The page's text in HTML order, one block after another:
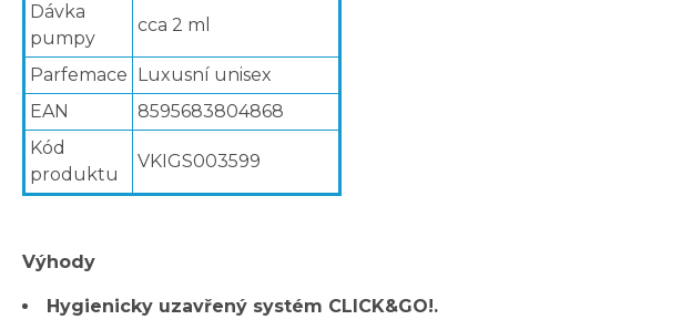
Dávka
pumpy
cca 2 ml
Parfemace
Luxusní unisex
EAN
8595683804868
Kód
produktu
VKIGS003599
Výhody
Hygienicky uzavřený systém CLICK&GO!.